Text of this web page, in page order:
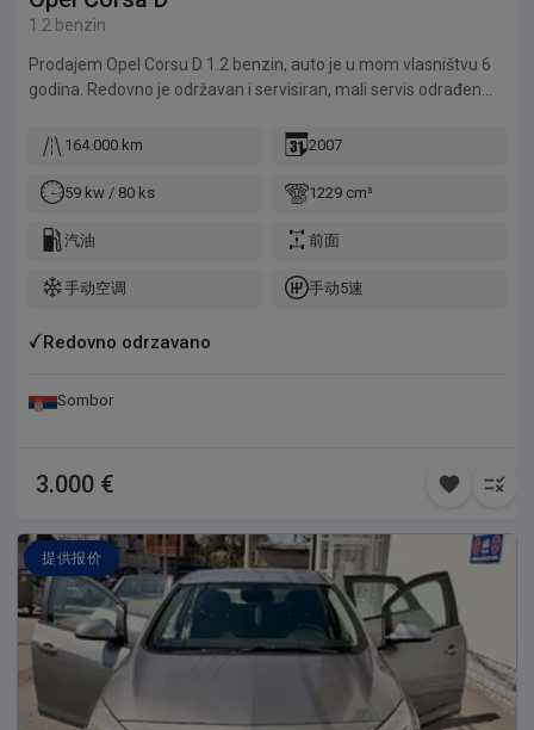
1.2 benzin
Prodajem Opel Corsu D 1.2 benzin, auto je u mom vlasništvu 6
godina. Redovno je održavan i servisiran, mali servis odrađen
mali potrošač, klima ispravna. Za sve informacije pozvati na
164.000 km 2007
59 kw / 80 ks 1229 cm³
汽油 前面
手动空调 手动5速
Redovno odrzavano
Sombor
3.000 €
提供报价